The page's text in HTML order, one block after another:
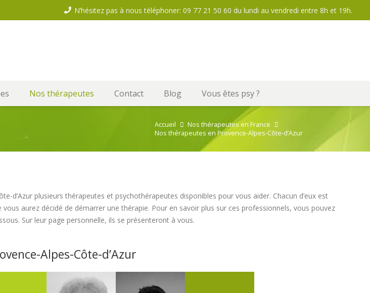
N’hésitez pas à nous téléphoner: 09 77 21 50 60 du lundi au vendredi entre 8h et 19h.
Nos thérapeutes Contact Blog Vous êtes psy ?
Accueil
Nos thérapeutes en France
Nos thérapeutes en Provence-Alpes-Côte-d’Azur
d’Azur plusieurs thérapeutes et psychothérapeutes disponibles pour vous aider. Chacun d’eux est
aurez décidé de démarrer une thérapie. Pour en savoir plus sur ces professionnels, vous pouvez
Sur leur page personnelle, ils se présenteront à vous.
Alpes-Côte-d’Azur